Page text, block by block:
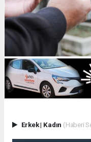
Erkek| Kadın (Haberi